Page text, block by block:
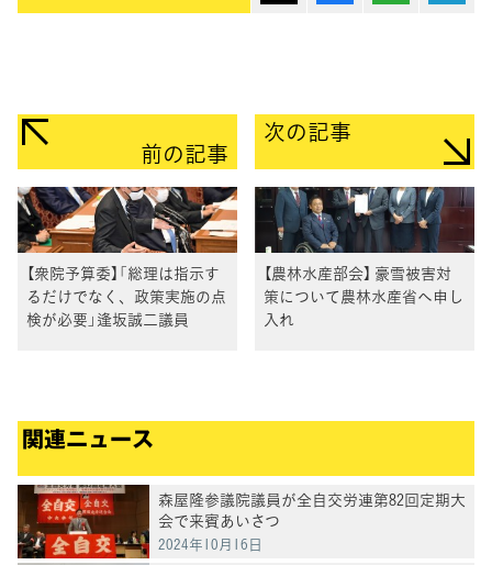
前の記事
【衆院予算委】「総理は指示す
るだけでなく、政策実施の点
検が必要」逢坂誠二議員
次の記事
【農林水産部会】 豪雪被害対
策について農林水産省へ申し
入れ
関連ニュース
森屋隆参議院議員が全自交労連第82回定期大
会で来賓あいさつ
2024年10月16日